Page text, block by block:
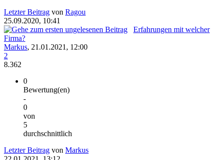
Letzter Beitrag von Ragou
25.09.2020, 10:41
Erfahrungen mit welcher
Firma?
Markus, 21.01.2021, 12:00
2
8.362
0
Bewertung(en)
-
0
von
5
durchschnittlich
Letzter Beitrag von Markus